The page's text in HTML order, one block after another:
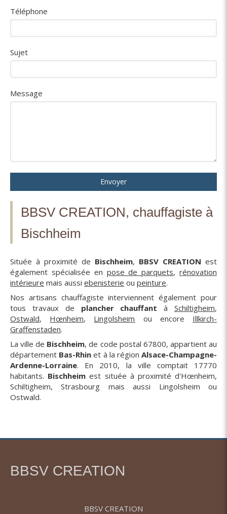
Téléphone
Sujet
Message
Envoyer
BBSV CREATION, chauffagiste à
Bischheim
Située à proximité de Bischheim, BBSV CREATION est
également spécialisée en pose de parquets,rénovation
intérieure mais aussi ebenisterie ou peinture.
Nos artisans chauffagiste interviennent également pour
tous travaux de plancher chauffant àSchiltigheim,
Ostwald, Hœnheim, Lingolsheim ou encore Illkirch-
Graffenstaden.
La ville de Bischheim, de code postal 67800, appartient au
département Bas-Rhin et à la régionAlsace-Champagne-
Ardenne-Lorraine. En 2010, la ville comptait 17770
habitants. Bischheim est située à proximité d'Hœnheim,
Schiltigheim, Strasbourg mais aussi Lingolsheim ou
Ostwald.
BBSV CREATION
BBSV CREATION